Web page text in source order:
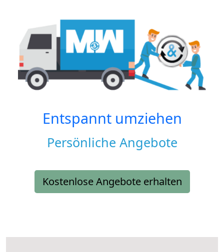
Entspannt umziehen
Persönliche Angebote
Kostenlose Angebote erhalten